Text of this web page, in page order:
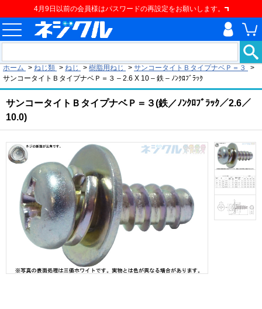
4月9日以前の会員様はパスワードの再設定をお願いします。
ホーム > ねじ類 > ねじ > 樹脂用ねじ > サンコータイトＢタイプナベＰ＝３
>
サンコータイトＢタイプナベＰ＝３ – 2.6 X 10 – 鉄 – ﾉﾝｸﾛﾌﾞﾗｯｸ
サンコータイトＢタイプナベＰ＝３(鉄／ﾉﾝｸﾛﾌﾞﾗｯｸ／2.6／
10.0)